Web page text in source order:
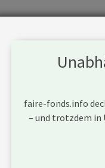
Natural
faire-fonds.info
– und trotzdem in